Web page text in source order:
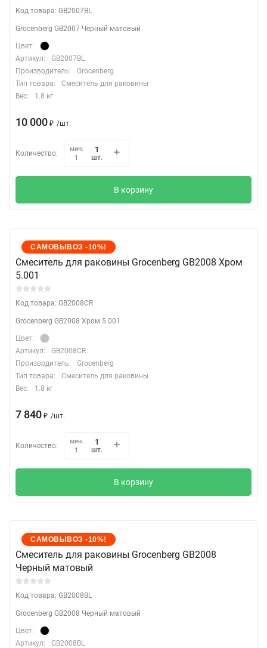
Код товара: GB2007BL
Grocenberg GB2007 Черный матовый
Цвет:
Артикул:
GB2007BL
Производитель:
Grocenberg
Тип товара:
Смеситель для раковины
Вес:
1.8 кг
10 000 ₽ /шт.
Количество:
мин.
1
шт.
В корзину
САМОВЫВОЗ -10%!
Cмеситель для раковины Grocenberg GB2008 Хром
5.001
Код товара: GB2008CR
Grocenberg GB2008 Хром 5.001
Цвет:
Артикул:
GB2008CR
Производитель:
Grocenberg
Тип товара:
Смеситель для раковины
Вес:
1.8 кг
7 840 ₽ /шт.
Количество:
мин.
1
шт.
В корзину
САМОВЫВОЗ -10%!
Cмеситель для раковины Grocenberg GB2008
Черный матовый
Код товара: GB2008BL
Grocenberg GB2008 Черный матовый
Цвет:
Артикул:
GB2008BL